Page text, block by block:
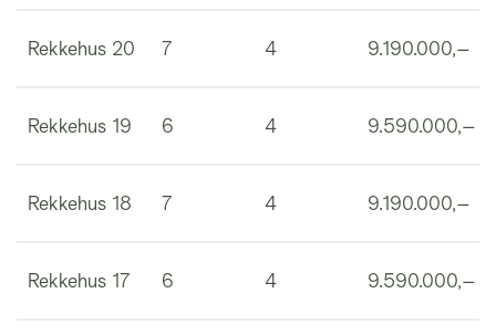
Rekkehus 20 7 4 9.190.000,–
Rekkehus 19 6 4 9.590.000,–
Rekkehus 18 7 4 9.190.000,–
Rekkehus 17 6 4 9.590.000,–